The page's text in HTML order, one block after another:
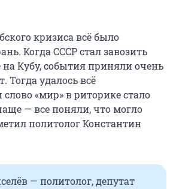
кризиса всё было
Когда СССР стал завозить
на Кубу, события приняли очень
Тогда удалось всё
слово «мир» в риторике стало
— все поняли, что могло
политолог Константин
— политолог, депутат